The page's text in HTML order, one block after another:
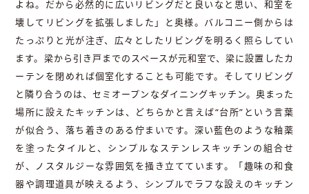
よね。だから必然的に広いリビングだと良いなと思い、和室を
壊してリビングを拡張しました」と奥様。バルコニー側からは
たっぷりと光が注ぎ、広々としたリビングを明るく照らしてい
ます。梁から引き戸までのスペースが元和室で、梁に設置したカ
ーテンを閉めれば個室化することも可能です。そしてリビング
と隣り合うのは、セミオープンなダイニングキッチン。奥まった
場所に設えたキッチンは、どちらかと言えば“台所”という言葉
が似合う、落ち着きのある佇まいです。深い藍色のような釉薬
を塗ったタイルと、シンプルなステンレスキッチンの組合せ
が、ノスタルジーな雰囲気を掻き立てています。「趣味の和食
器や調理道具が映えるよう、シンプルでラフな設えのキッチン